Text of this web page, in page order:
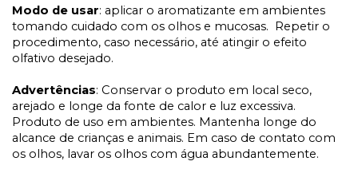
Modo de usar: aplicar o aromatizante em ambientes
tomando cuidado com os olhos e mucosas. Repetir o
procedimento, caso necessário, até atingir o efeito
olfativo desejado.
Advertências: Conservar o produto em local seco,
arejado e longe da fonte de calor e luz excessiva.
Produto de uso em ambientes. Mantenha longe do
alcance de crianças e animais. Em caso de contato com
os olhos, lavar os olhos com água abundantemente.